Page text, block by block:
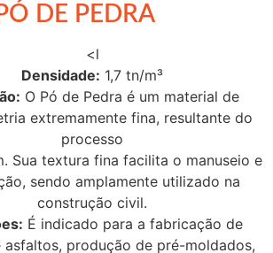
DE PEDRA
<l
Densidade: 1,7 tn/m³
O Pó de Pedra é um material de
extremamente fina, resultante do
processo
Sua textura fina facilita o manuseio e
sendo amplamente utilizado na
construção civil.
É indicado para a fabricação de
asfaltos, produção de pré-moldados,